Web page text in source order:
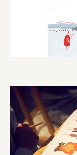
株式会社リブ
福島県商工会
京セラ株式会社
土佐しらす食
オーナークラ
株式会社美ら
amirisu株式会社